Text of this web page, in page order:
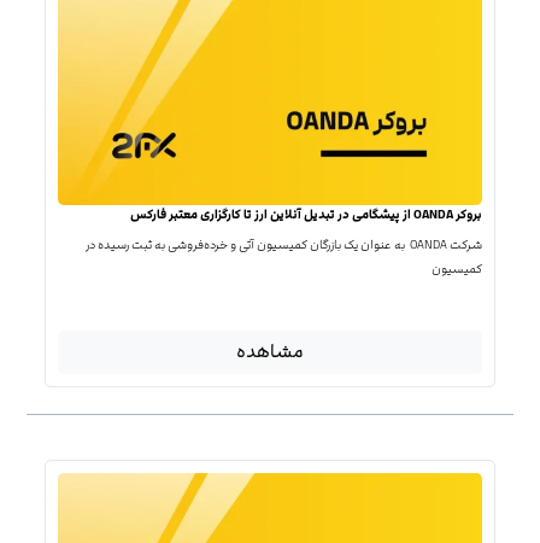
بروکر OANDA از پیشگامی در تبدیل آنلاین ارز تا کارگزاری معتبر فارکس
شرکت OANDA به عنوان یک بازرگان کمیسیون آتی و خرده‌فروشی به ثبت رسیده در
کمیسیون
مشاهده